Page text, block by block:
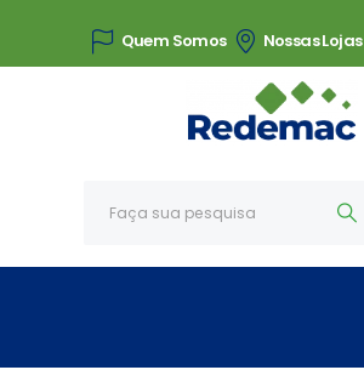
Quem Somos Nossas Lojas